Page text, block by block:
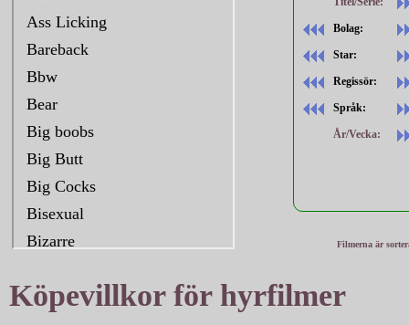
Bolag:
Star:
Regissör:
Språk:
År/Vecka:
Filmerna är
Köpevillkor för hyrfilmer